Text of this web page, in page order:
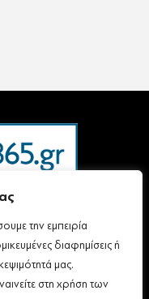
την εμπειρία
διαφημίσεις ή
μας.
στη χρήση των
Δεδομένων
2018/334 L63